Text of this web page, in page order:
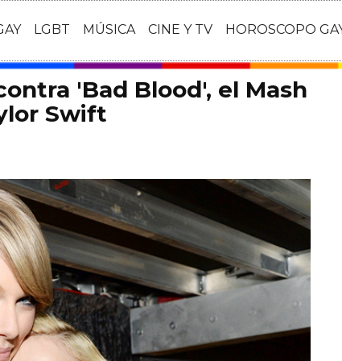
LGBT MÚSICA CINE Y TV HOROSCOPO
'Bad Blood', el Mash
Swift